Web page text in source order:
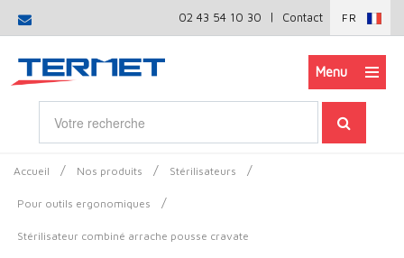
02 43 54 10 30 | Contact FR
Menu
Accueil / Nos produits / Stérilisateurs /
Pour outils ergonomiques /
Stérilisateur combiné arrache pousse cravate